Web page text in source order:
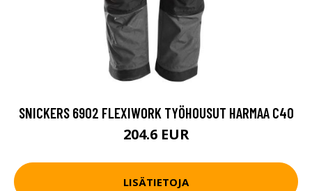
SNICKERS 6902 FLEXIWORK TYÖHOUSUT HARMAA C40
204.6 EUR
LISÄTIETOJA